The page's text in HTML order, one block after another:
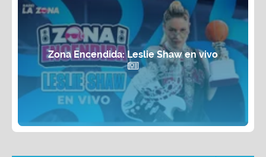
Zona Encendida: Leslie Shaw en vivo